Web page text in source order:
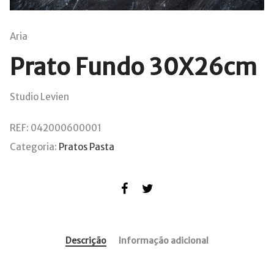
Aria
Prato Fundo 30X26cm
Studio Levien
REF: 042000600001
Categoria: Pratos Pasta
Descrição Informação adicional